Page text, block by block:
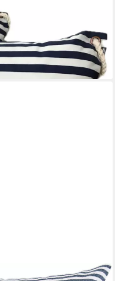
*Seestern* blau
ohne Füllung